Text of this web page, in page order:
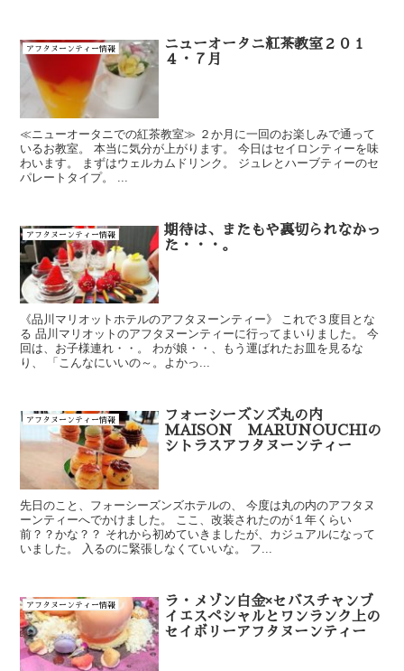
アフタヌーンティー情報
ニューオータニ紅茶教室２０１
４・７月
≪ニューオータニでの紅茶教室≫ ２か月に一回のお楽しみで通って
いるお教室。 本当に気分が上がります。 今日はセイロンティーを味
わいます。 まずはウェルカムドリンク。 ジュレとハーブティーのセ
パレートタイプ。 ...
アフタヌーンティー情報
期待は、またもや裏切られなかっ
た・・・。
《品川マリオットホテルのアフタヌーンティー》 これで３度目とな
る 品川マリオットのアフタヌーンティーに行ってまいりました。 今
回は、お子様連れ・・。 わが娘・・、もう運ばれたお皿を見るな
り、 「こんなにいいの～。よかっ...
アフタヌーンティー情報
フォーシーズンズ丸の内
MAISON MARUNOUCHIの
シトラスアフタヌーンティー
先日のこと、フォーシーズンズホテルの、 今度は丸の内のアフタヌ
ーンティーへでかけました。 ここ、改装されたのが１年くらい
前？？かな？？ それから初めていきましたが、カジュアルになって
いました。 入るのに緊張しなくていいな。 フ...
アフタヌーンティー情報
ラ・メゾン白金×セバスチャンブ
イエスペシャルとワンランク上の
セイボリーアフタヌーンティー